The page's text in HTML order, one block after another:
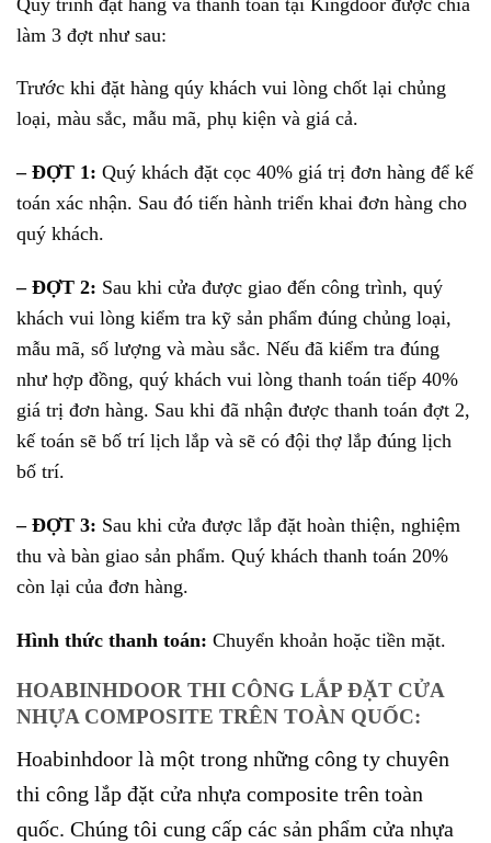
làm 3 đợt như sau:
Trước khi đặt hàng qúy khách vui lòng chốt lại chủng
loại, màu sắc, mẫu mã, phụ kiện và giá cả.
– ĐỢT 1: Quý khách đặt cọc 40% giá trị đơn hàng để kế
toán xác nhận. Sau đó tiến hành triển khai đơn hàng cho
quý khách.
– ĐỢT 2: Sau khi cửa được giao đến công trình, quý
khách vui lòng kiểm tra kỹ sản phẩm đúng chủng loại,
mẫu mã, số lượng và màu sắc. Nếu đã kiểm tra đúng
như hợp đồng, quý khách vui lòng thanh toán tiếp 40%
giá trị đơn hàng. Sau khi đã nhận được thanh toán đợt 2,
kế toán sẽ bố trí lịch lắp và sẽ có đội thợ lắp đúng lịch
bố trí.
– ĐỢT 3: Sau khi cửa được lắp đặt hoàn thiện, nghiệm
thu và bàn giao sản phẩm. Quý khách thanh toán 20%
còn lại của đơn hàng.
Hình thức thanh toán: Chuyển khoản hoặc tiền mặt.
HOABINHDOOR THI CÔNG LẮP ĐẶT CỬA
NHỰA COMPOSITE TRÊN TOÀN QUỐC:
Hoabinhdoor là một trong những công ty chuyên
thi công lắp đặt cửa nhựa composite trên toàn
quốc. Chúng tôi cung cấp các sản phẩm cửa nhựa